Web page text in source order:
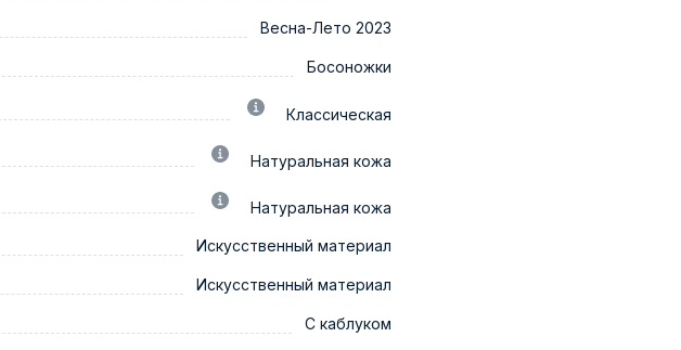
Весна-Лето 2023
Босоножки
Классическая
Натуральная кожа
Натуральная кожа
Искусственный материал
Искусственный материал
С каблуком